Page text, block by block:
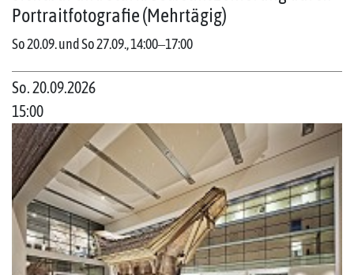
Portraitfotografie (Mehrtägig)
So 20.09. und So 27.09., 14:00‒17:00
So. 20.09.2026
15:00